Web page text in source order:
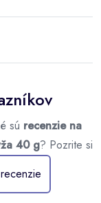
sú recenzie na
40 g? Pozrite si